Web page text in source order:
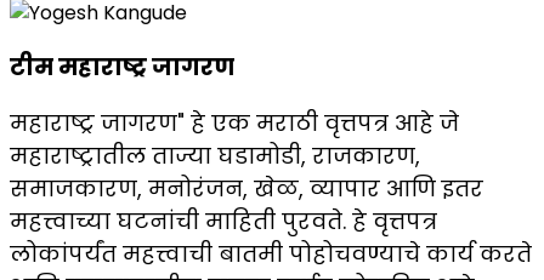
टीम महाराष्ट्र जागरण
महाराष्ट्र जागरण" हे एक मराठी वृत्तपत्र आहे जे
महाराष्ट्रातील ताज्या घडामोडी, राजकारण,
समाजकारण, मनोरंजन, खेळ, व्यापार आणि इतर
महत्त्वाच्या घटनांची माहिती पुरवते. हे वृत्तपत्र
लोकांपर्यंत महत्त्वाची बातमी पोहोचवण्याचे कार्य करते